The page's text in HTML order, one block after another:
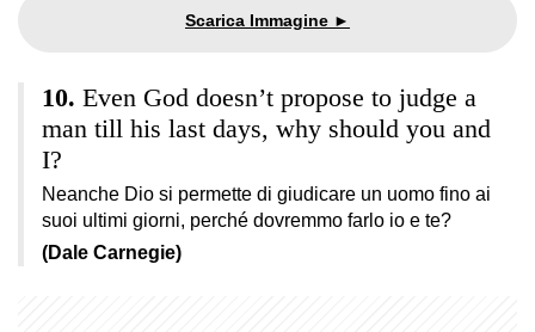
Even God doesn’t propose to judge a
man till his last days, why should you and
I?
Neanche Dio si permette di giudicare un uomo fino ai
suoi ultimi giorni, perché dovremmo farlo io e te?
(Dale Carnegie)